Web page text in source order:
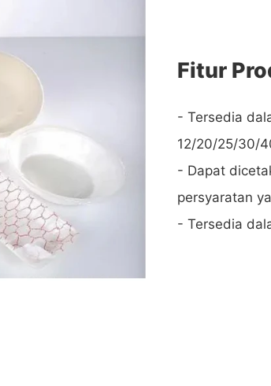
Fitur
- Tersedia
12/20/25/30/
- Dapat
persyaratan
- Tersedia